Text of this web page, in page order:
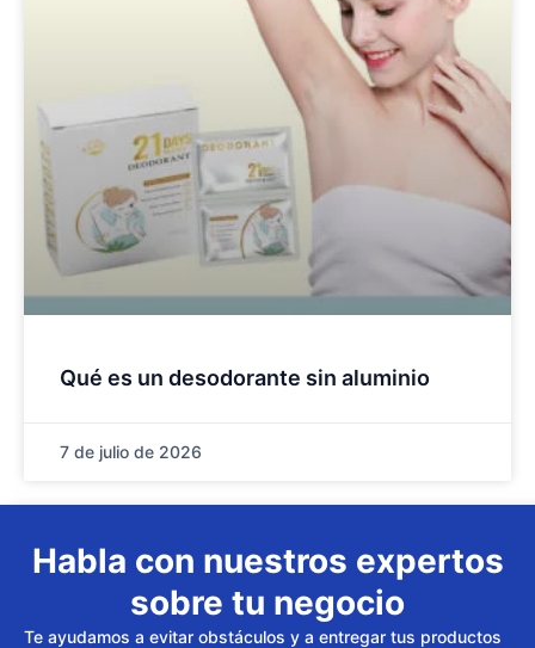
Qué es un desodorante sin aluminio
7 de julio de 2026
Habla con nuestros expertos
sobre tu negocio
Te ayudamos a evitar obstáculos y a entregar tus productos